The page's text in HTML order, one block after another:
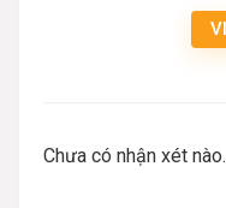
Chưa có nhận xét nào.